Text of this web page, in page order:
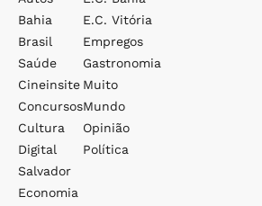
Bahia
Brasil
Saúde
Cineinsite
Concursos
Cultura
Digital
Salvador
Economia
E.c. Vitória
Empregos
Gastronomia
Muito
Mundo
Opinião
Política